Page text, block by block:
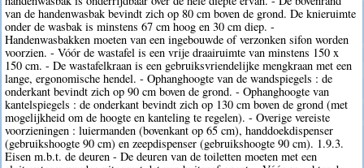
van de handenwasbak bevindt zich op 80 cm boven de grond. De knieruimte
onder de wasbak is minstens 67 cm hoog en 30 cm diep. -
Handenwasbakken moeten van een ingebouwde of verzonken sifon worden
voorzien. - Vóór de wastafel is een vrije draairuimte van minstens 150 x
150 cm. - De wastafelkraan is een gebruiksvriendelijke mengkraan met een
lange, ergonomische hendel. - Ophanghoogte van de wandspiegels : de
onderkant bevindt zich op 90 cm boven de grond. - Ophanghoogte van
kantelspiegels : de onderkant bevindt zich op 130 cm boven de grond (met
mogelijkheid om de hoogte en kanteling te regelen). - Overige vereiste
voorzieningen : luiermanden (bovenkant op 65 cm), handdoekdispenser
(gebruikshoogte 90 cm) en zeepdispenser (gebruikshoogte 90 cm). 1.9.3.
Eisen m.b.t. de deuren - De deuren van de toiletten moeten met een